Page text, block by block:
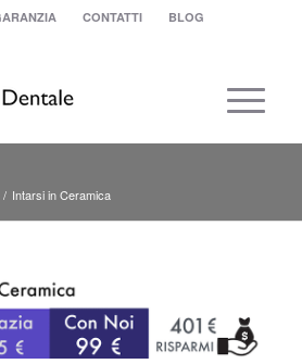
CONTATTI BLOG
/ Intarsi in Ceramica